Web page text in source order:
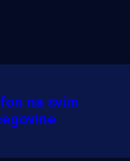
na svim